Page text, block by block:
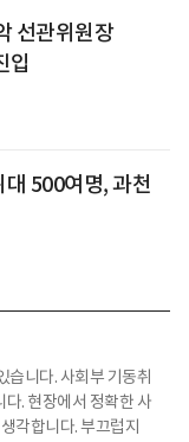
선관위원장
입
500여명, 과천
습니다. 사회부 기동취
. 현장에서 정확한 사
각합니다. 부끄럽지